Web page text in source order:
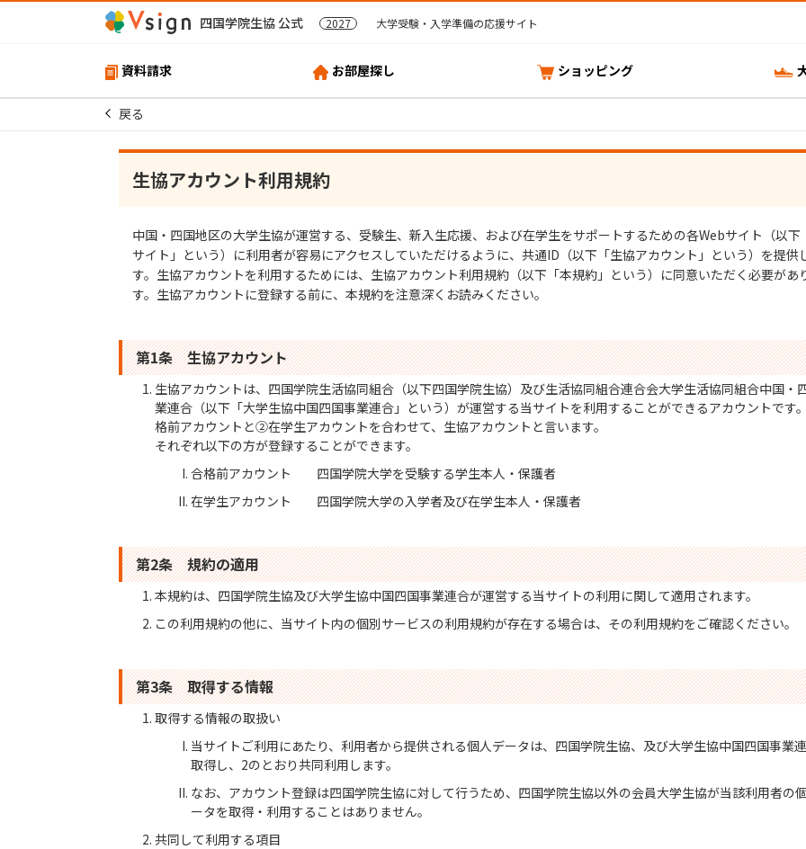
四国学院生協 公式 2027 大学受験・入学準備の応援サイト
資料請求 お部屋探し ショッピング
戻る
生協アカウント利用規約
中国・四国地区の大学生協が運営する、受験生、新入生応援、および在学生をサポートするための各Webサイト（以下
サイト」という）に利用者が容易にアクセスしていただけるように、共通ID（以下「生協アカウント」という）を提供
す。生協アカウントを利用するためには、生協アカウント利用規約（以下「本規約」という）に同意いただく必要があ
す。生協アカウントに登録する前に、本規約を注意深くお読みください。
第1条 生協アカウント
生協アカウントは、四国学院生活協同組合（以下四国学院生協）及び生活協同組合連合会大学生活協同組合中国・
業連合（以下「大学生協中国四国事業連合」という）が運営する当サイトを利用することができるアカウントです
格前アカウントと②在学生アカウントを合わせて、生協アカウントと言います。
それぞれ以下の方が登録することができます。
合格前アカウント 四国学院大学を受験する学生本人・保護者
在学生アカウント 四国学院大学の入学者及び在学生本人・保護者
第2条 規約の適用
本規約は、四国学院生協及び大学生協中国四国事業連合が運営する当サイトの利用に関して適用されます。
この利用規約の他に、当サイト内の個別サービスの利用規約が存在する場合は、その利用規約をご確認ください。
第3条 取得する情報
取得する情報の取扱い
当サイトご利用にあたり、利用者から提供される個人データは、四国学院生協、及び大学生協中国四国事業
取得し、2のとおり共同利用します。
なお、アカウント登録は四国学院生協に対して行うため、四国学院生協以外の会員大学生協が当該利用者の
ータを取得・利用することはありません。
共同して利用する項目